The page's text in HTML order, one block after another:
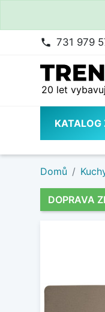
phone 731 979
20 let
KATALOG
Domů
DOPRAVA